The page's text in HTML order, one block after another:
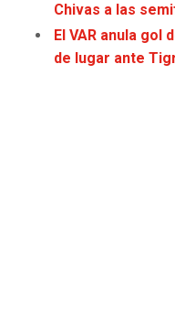
EAGLES
COMMANDERS
SUNS
KINGS
Chivas a las
El VAR anula
de lugar ante